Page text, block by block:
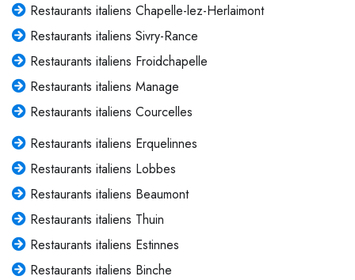
Restaurants italiens Chapelle-lez-Herlaimont
Restaurants italiens Sivry-Rance
Restaurants italiens Froidchapelle
Restaurants italiens Manage
Restaurants italiens Courcelles
Restaurants italiens Erquelinnes
Restaurants italiens Lobbes
Restaurants italiens Beaumont
Restaurants italiens Thuin
Restaurants italiens Estinnes
Restaurants italiens Binche